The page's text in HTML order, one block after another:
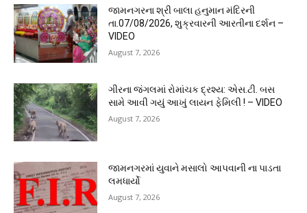
જામનગરના શ્રી બાલા હનુમાન મંદિરની
તા.07/08/2026, શુક્રવારની આરતીના દર્શન –
VIDEO
August 7, 2026
ગીરના જંગલમાં રોમાંચક દ્રશ્ય: એસ.ટી. બસ
સામે આવી ગયું આખું લાયન ફેમિલી ! – VIDEO
August 7, 2026
જામનગરમાં યુવાને મસાલો આપવાની ના પાડતા
લમધાર્યો
August 7, 2026